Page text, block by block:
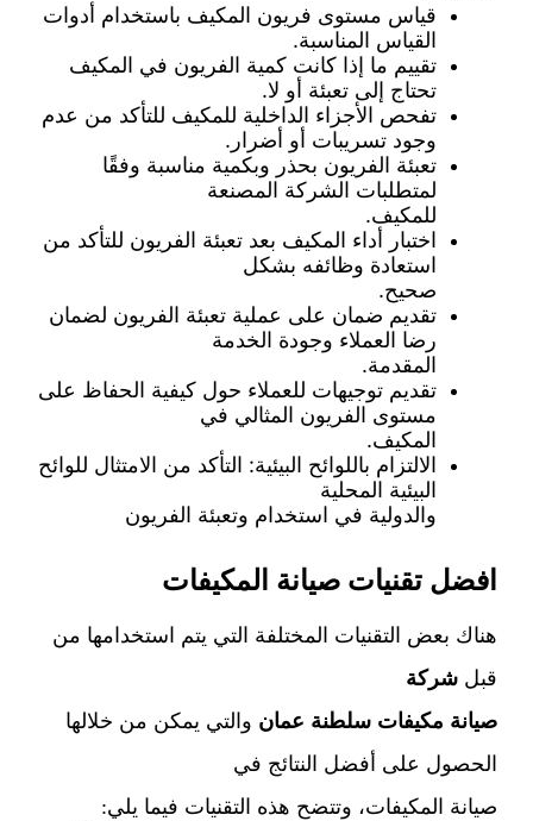
قياس مستوى فريون المكيف باستخدام أدوات
القياس المناسبة.
تقييم ما إذا كانت كمية الفريون في المكيف
تحتاج إلى تعبئة أو لا.
تفحص الأجزاء الداخلية للمكيف للتأكد من عدم
وجود تسريبات أو أضرار.
تعبئة الفريون بحذر وبكمية مناسبة وفقًا
لمتطلبات الشركة المصنعة
للمكيف.
اختبار أداء المكيف بعد تعبئة الفريون للتأكد من
استعادة وظائفه بشكل
صحيح.
تقديم ضمان على عملية تعبئة الفريون لضمان
رضا العملاء وجودة الخدمة
المقدمة.
تقديم توجيهات للعملاء حول كيفية الحفاظ على
مستوى الفريون المثالي في
المكيف.
الالتزام باللوائح البيئية: التأكد من الامتثال للوائح
البيئية المحلية
والدولية في استخدام وتعبئة الفريون
افضل تقنيات صيانة المكيفات
هناك بعض التقنيات المختلفة التي يتم استخدامها من
قبل شركة
صيانة مكيفات سلطنة عمانوالتي يمكن من خلالها
الحصول على أفضل النتائج في
صيانة المكيفات، وتتضح هذه التقنيات فيما يلي: